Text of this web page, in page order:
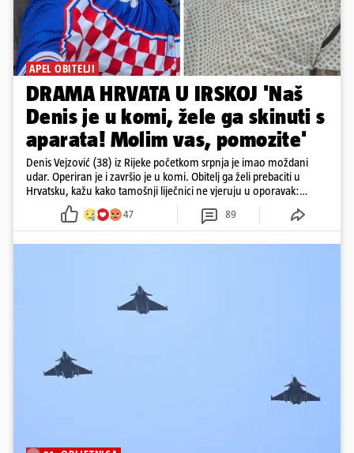
APEL OBITELJI
DRAMA HRVATA U IRSKOJ 'Naš
Denis je u komi, žele ga skinuti s
aparata! Molim vas, pomozite'
Denis Vejzović (38) iz Rijeke početkom srpnja je imao moždani
udar. Operiran je i završio je u komi. Obitelj ga želi prebaciti u
Hrvatsku, kažu kako tamošnji liječnici ne vjeruju u oporavak:
'Imamo 72 sata'
47 89